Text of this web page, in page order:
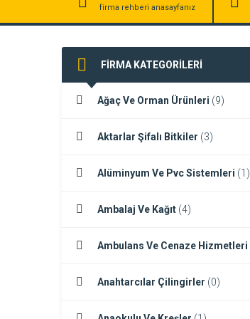
firma rehberi anasayfanız
FİRMA KATEGORİLERİ
Ağaç Ve Orman Ürünleri (9)
Aktarlar Şifalı Bitkiler (3)
Alüminyum Ve Pvc Sistemleri (1)
Ambalaj Ve Kağıt (4)
Ambulans Ve Cenaze Hizmetleri
Anahtarcılar Çilingirler (0)